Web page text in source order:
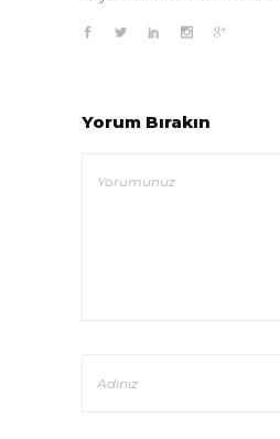
Yorum Bırakın